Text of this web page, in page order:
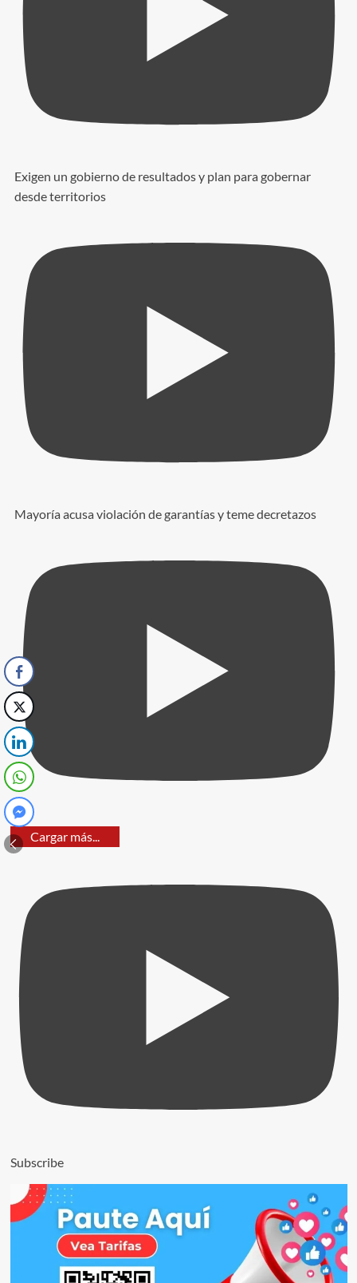
Exigen un gobierno de resultados y plan para gobernar
desde territorios
Mayoría acusa violación de garantías y teme decretazos
Cargar más...
Subscribe